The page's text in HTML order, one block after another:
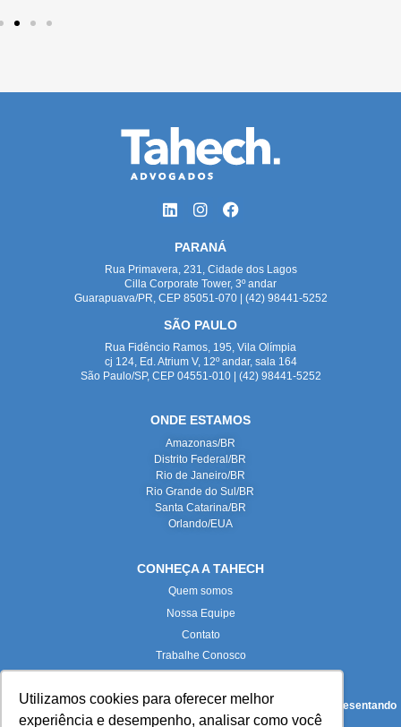
Utilizamos cookies para oferecer melhor
experiência e desempenho, analisar como você
PARANÁ
Rua Primavera, 231, Cidade dos Lagos
Cilla Corporate Tower, 3º andar
Guarapuava/PR, CEP 85051-070 | (42) 98441-5252
SÃO PAULO
Rua Fidêncio Ramos, 195, Vila Olímpia
cj 124, Ed. Atrium V, 12º andar, sala 164
São Paulo/SP, CEP 04551-010 | (42) 98441-5252
ONDE ESTAMOS
Amazonas/BR
Distrito Federal/BR
Rio de Janeiro/BR
Rio Grande do Sul/BR
Santa Catarina/BR
Orlando/EUA
CONHEÇA A TAHECH
Quem somos
Nossa Equipe
Contato
Trabalhe Conosco
Todas as imagens deste site foram produzidas internamente, representando
fielmente nossas instalações e equipe.